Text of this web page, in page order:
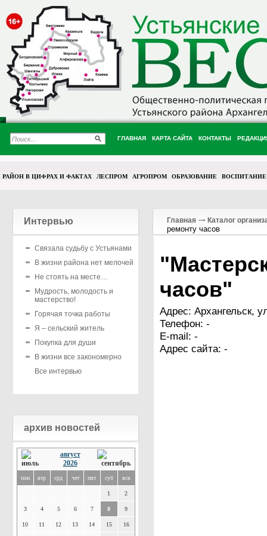
ГЛАВНАЯ КАРТА САЙТА КОНТАКТЫ
РАЙОН В ЦИФРАХ И ФАКТАХ ЛЕСПРОМ АГРОПРОМ ОБРАЗОВАНИЕ ВОСПИТАНИЕ
Интервью
Связала судьбу с Устьянами
В жизни района нет мелочей
Не стоять на месте…
Мудрость, молодость и
мастерство!
Горячая точка работы
Я – сельский житель
Покупка для души
В жизни все закономерно
Все интервью
архив новостей
август
2026
пон втр срд чет пят суб вск
1 2
3 4 5 6 7 8 9
10 11 12 13 14 15 16
Главная Каталог
ремонту часов
часов"
Адрес: Архангельск,
Телефон: -
E-mail: -
Адрес сайта: -